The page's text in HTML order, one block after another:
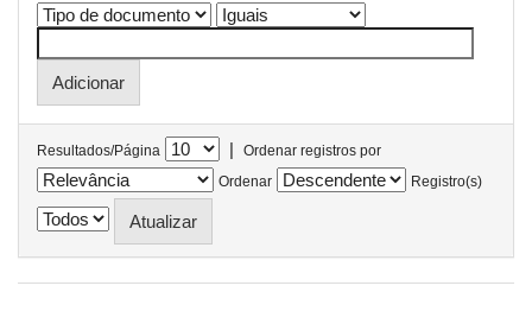
Resultados/Página |
Ordenar registros por
Ordenar
Registro(s)